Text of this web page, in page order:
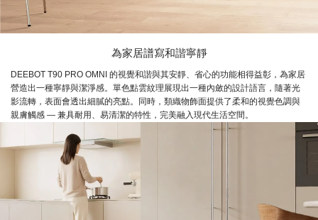
為家居譜寫和諧寧靜
DEEBOT T90 PRO OMNI 的視覺和諧與其安靜、省心的功能相得益彰，為家居
營造出一種寧靜與潔淨感。單色點雲紋理展現出一種內斂的設計語言，隨著光
影流轉，表面會透出細膩的亮點。同時，類織物飾面提供了柔和的視覺色調與
親膚觸感 — 兼具耐用、易清潔的特性，完美融入現代生活空間。